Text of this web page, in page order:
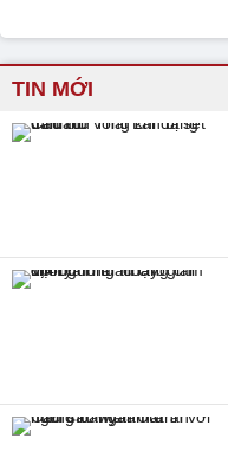
TIN MỚI